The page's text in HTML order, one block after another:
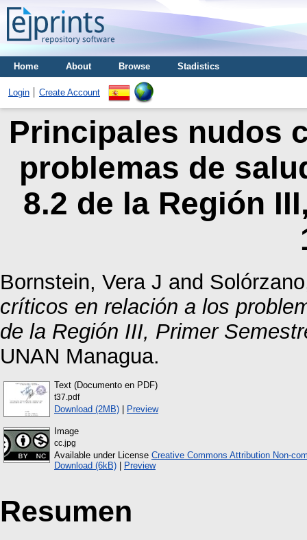
Home About Browse Stadistics
Login Create Account
Principales nudos
problemas de
8.2 de la Región
Bornstein, Vera J and
críticos en relación a los
de la Región III, Primer
UNAN Managua.
Text (Documento en PDF)
t37.pdf
Download (2MB) | Preview
Image
cc.jpg
Available under License Creative Commons Attribution Non-
Download (6kB) | Preview
Resumen